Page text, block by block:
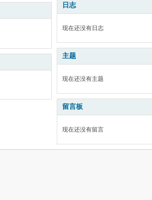
日志
现在还没有日志
主题
现在还没有主题
留言板
现在还没有留言